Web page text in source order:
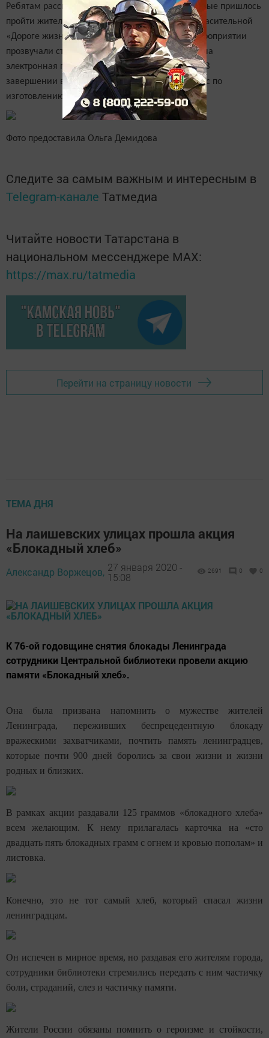
Ребятам рассказали об испытаниях, через которые пришлось
пройти жителям осажденного Ленинграда, о спасительной
«Дороге жизни» через Ладожское озеро. На мероприятии
прозвучали стихи Ольги Берггольц, представлена
электронная презентация и книжная выставка. В
завершении встречи был проведен мастер-класс по
изготовлению из бумаги макета вечного огня.
Фото предоставила Ольга Демидова
Следите за самым важным и интересным в
Telegram-канале Татмедиа
Читайте новости Татарстана в
национальном мессенджере MАХ:
https://max.ru/tatmedia
Перейти на страницу новости
ТЕМА ДНЯ
На лаишевских улицах прошла акция
«Блокадный хлеб»
Александр Воржецов, 27 января 2020 -
15:08
2691 0 0
К 76-ой годовщине снятия блокады Ленинграда
сотрудники Центральной библиотеки провели акцию
памяти «Блокадный хлеб».
Она была призвана напомнить о мужестве жителей
Ленинграда, переживших беспрецедентную блокаду
вражескими захватчиками, почтить память ленинградцев,
которые почти 900 дней боролись за свои жизни и жизни
родных и близких.
В рамках акции раздавали 125 граммов «блокадного хлеба»
всем желающим. К нему прилагалась карточка на «сто
двадцать пять блокадных грамм с огнем и кровью пополам» и
листовка.
Конечно, это не тот самый хлеб, который спасал жизни
ленинградцам.
Он испечен в мирное время, но раздавая его жителям города,
сотрудники библиотеки стремились передать с ним частичку
боли, страданий, слез и частичку памяти.
Жители России обязаны помнить о героизме и стойкости,